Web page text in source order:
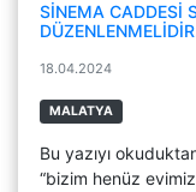
SİNEMA CADDESİ
18.04.2024
MALATYA
Bu yazıyı
“bizim henüz